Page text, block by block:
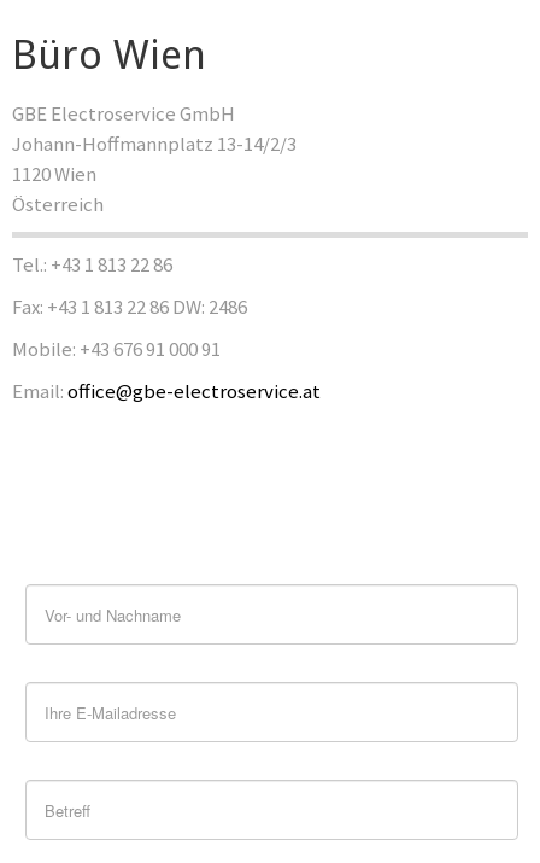
Büro Wien
GBE Electroservice GmbH
Johann-Hoffmannplatz 13-14/2/3
1120 Wien
Österreich
Tel.: +43 1 813 22 86
Fax: +43 1 813 22 86 DW: 2486
Mobile: +43 676 91 000 91
Email:office@gbe-electroservice.at